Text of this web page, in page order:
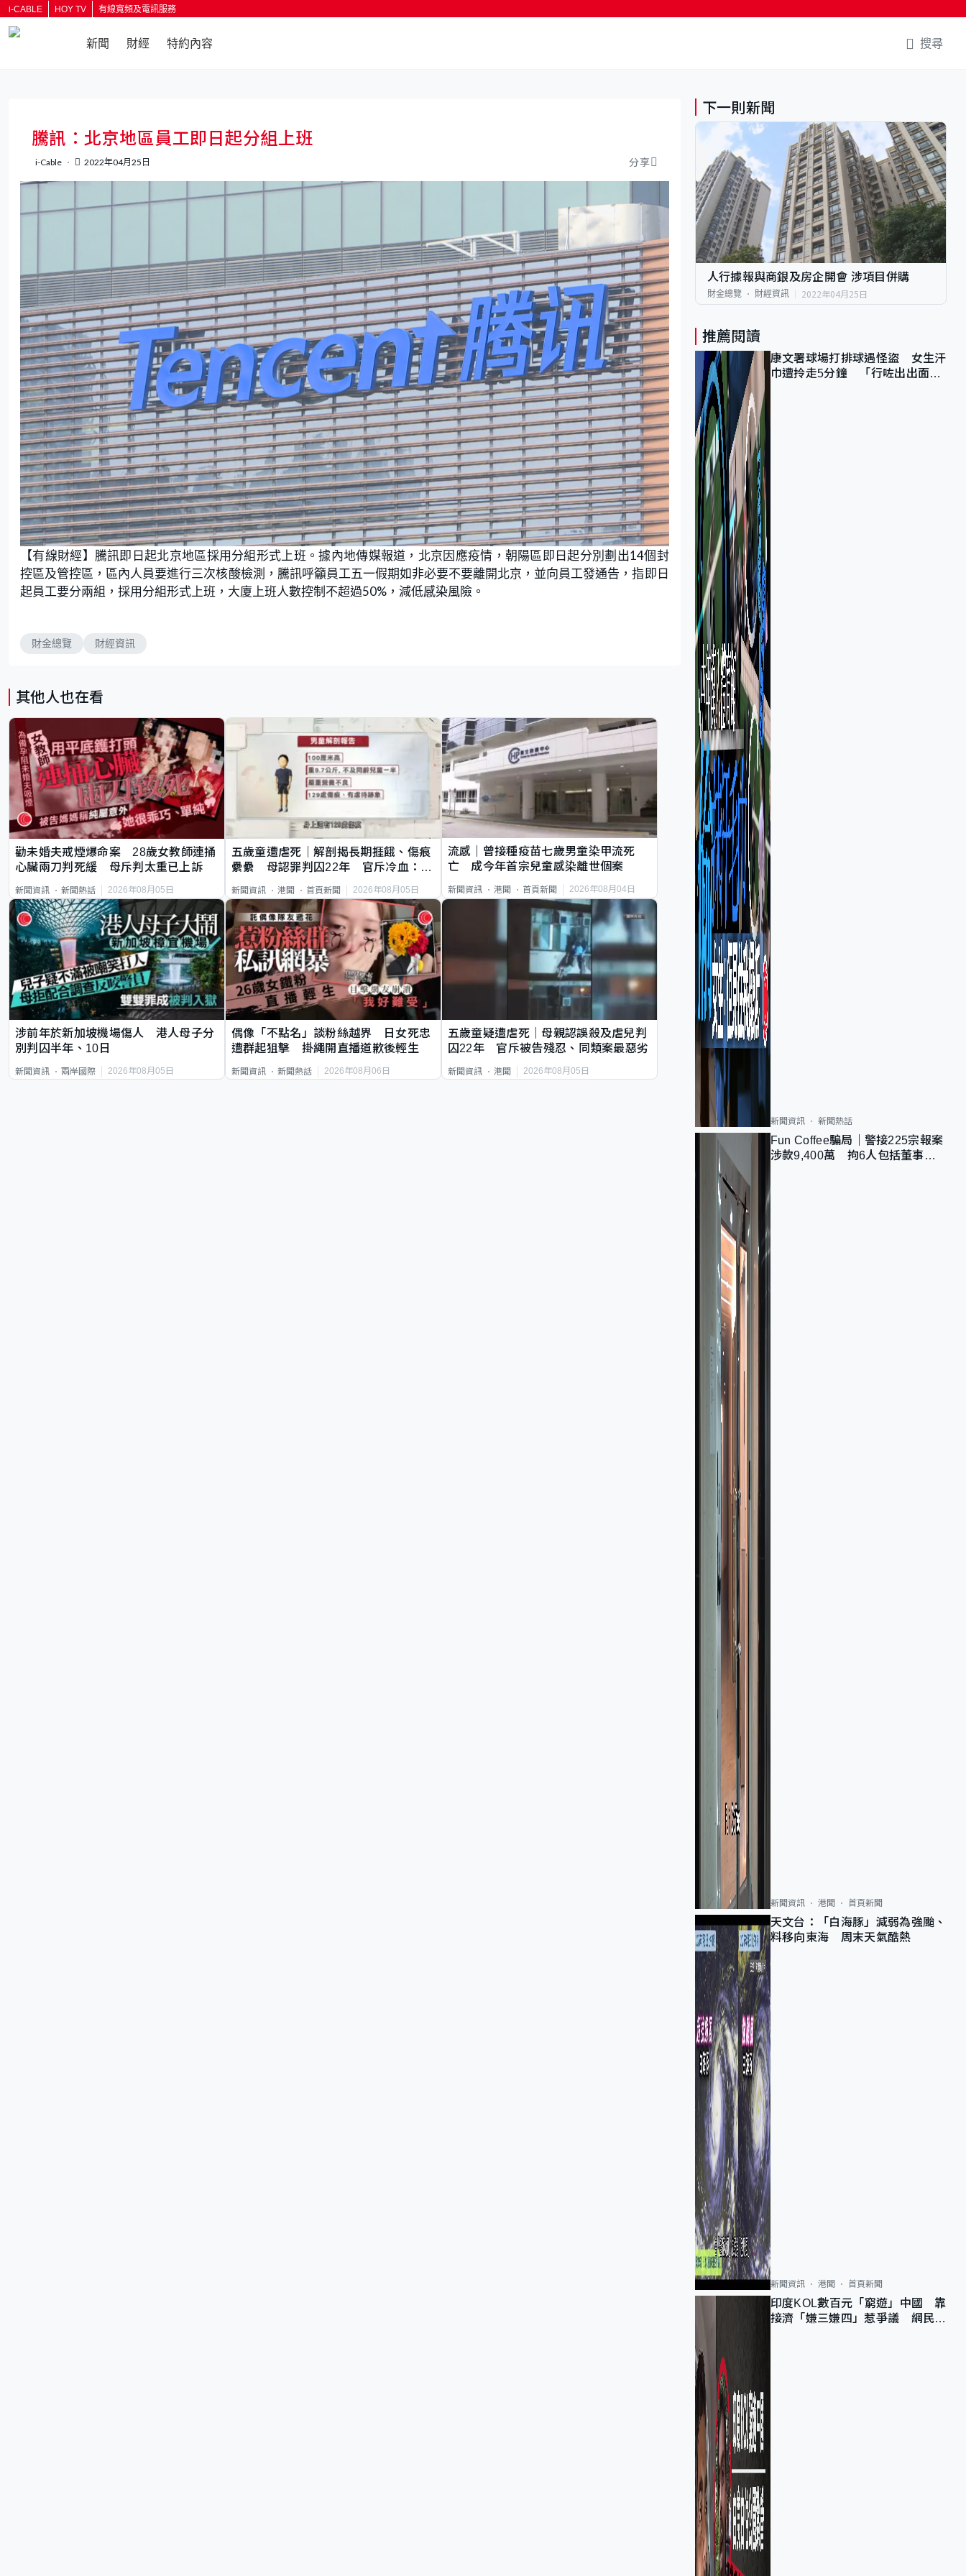
i-CABLE HOY TV 有線寬頻及電訊服務
新聞 財經 特約內容 搜尋
騰訊：北京地區員工即日起分組上班
i-Cable 2022年04月25日 分享
【有線財經】騰訊即日起北京地區採用分組形式上班。據內地傳媒報道，北京因應疫情，朝陽區即日起分別劃出14個封
控區及管控區，區內人員要進行三次核酸檢測，騰訊呼籲員工五一假期如非必要不要離開北京，並向員工發通告，指即日
起員工要分兩組，採用分組形式上班，大廈上班人數控制不超過50%，減低感染風險。
財金總覽 財經資訊
其他人也在看
勸未婚夫戒煙爆命案 28歲女教師連捅
心臟兩刀判死緩 母斥判太重已上訴
新聞資訊 新聞熱話 2026年08月05日
五歲童遭虐死｜解剖揭長期捱餓、傷痕
纍纍 母認罪判囚22年 官斥冷血：同
新聞資訊 港聞 首頁新聞 2026年08月05日
流感｜曾接種疫苗七歲男童染甲流死
亡 成今年首宗兒童感染離世個案
新聞資訊 港聞 首頁新聞 2026年08月04日
涉前年於新加坡機場傷人 港人母子分
別判囚半年、10日
新聞資訊 兩岸國際 2026年08月05日
偶像「不點名」談粉絲越界 日女死忠
遭群起狙擊 掛繩開直播道歉後輕生
新聞資訊 新聞熱話 2026年08月06日
五歲童疑遭虐死｜母親認誤殺及虐兒判
囚22年 官斥被告殘忍、同類案最惡劣
新聞資訊 港聞 2026年08月05日
下一則新聞
人行據報與商銀及房企開會 涉項目併購
財金總覽 財經資訊 2022年04月25日
推薦閱讀
康文署球場打排球遇怪盜 女生汗
巾遭拎走5分鐘 「行咗出出面唔
新聞資訊 新聞熱話
Fun Coffee騙局｜警接225宗報案
涉款9,400萬 拘6人包括董事股
新聞資訊 港聞 首頁新聞
天文台：「白海豚」減弱為強颱、
料移向東海 周末天氣酷熱
新聞資訊 港聞 首頁新聞
印度KOL數百元「窮遊」中國 靠
接濟「嫌三嫌四」惹爭議 網民：